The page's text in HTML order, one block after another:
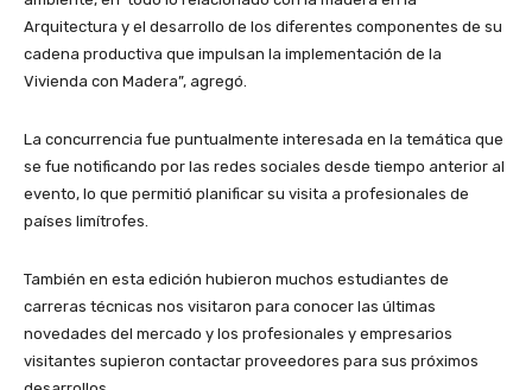
Arquitectura y el desarrollo de los diferentes componentes de su
cadena productiva que impulsan la implementación de la
Vivienda con Madera”, agregó.
La concurrencia fue puntualmente interesada en la temática que
se fue notificando por las redes sociales desde tiempo anterior al
evento, lo que permitió planificar su visita a profesionales de
países limítrofes.
También en esta edición hubieron muchos estudiantes de
carreras técnicas nos visitaron para conocer las últimas
novedades del mercado y los profesionales y empresarios
visitantes supieron contactar proveedores para sus próximos